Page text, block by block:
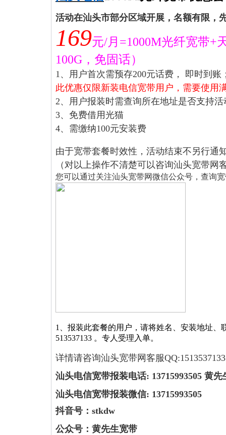
活动在汕头市部分区域开展，名额有限，
169元/月 =1000M光纤宽带+
100G ，免固话）
1、用户首次需预存200元话费，
即时到账
此优惠仅限新装电信宽带用户，需要使用
2、用户报装时需查询所在地址是否支持活
3、免费借用光猫
4、需缴纳100元安装费
由于宽带套餐时效性，活动结束不另行通
（对以上操作不清楚可以咨询汕头宽带网
您可以通过关注汕头宽带网微信公众号，查询
1、 报装此套餐的用户，请将姓名、安装地址、
513537133 。专人受理入单。
详情请咨询汕头宽带网客服QQ:1513537133
汕头电信宽带报装电话: 13715993505 黄先
汕头电信宽带报装微信: 13715993505
抖音号： stkdw
公众号：黄先生宽带